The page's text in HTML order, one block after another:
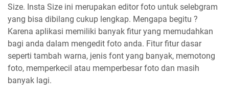
Size. Insta Size ini merupakan editor foto untuk selebgram
yang bisa dibilang cukup lengkap. Mengapa begitu ?
Karena aplikasi memiliki banyak fitur yang memudahkan
bagi anda dalam mengedit foto anda. Fitur fitur dasar
seperti tambah warna, jenis font yang banyak, memotong
foto, memperkecil atau memperbesar foto dan masih
banyak lagi.